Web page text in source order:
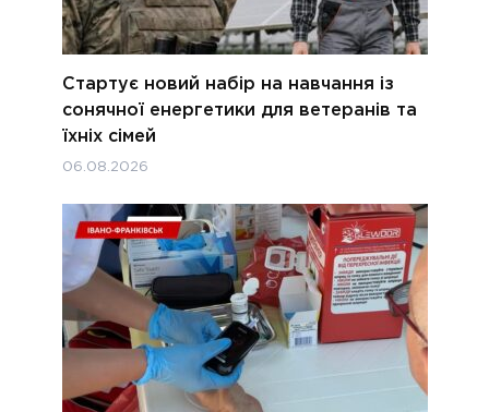
Стартує новий набір на навчання із
сонячної енергетики для ветеранів та
їхніх сімей
06.08.2026